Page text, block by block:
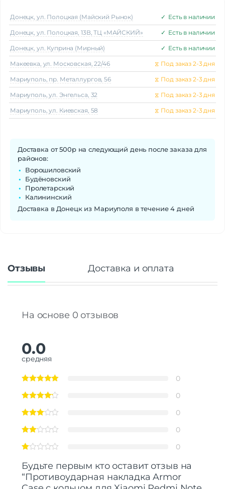
Донецк, ул. Полоцкая (Майский Рынок) ✓ Есть в наличии
Донецк, ул. Полоцкая, 13В, ТЦ «МАЙСКИЙ» ✓ Есть в наличии
Донецк, ул. Куприна (Мирный) ✓ Есть в наличии
Макеeвка, ул. Московская, 22/46 ⧖ Под заказ 2-3 дня
Мариуполь, пр. Металлургов, 56 ⧖ Под заказ 2-3 дня
Мариуполь, ул. Энгельса, 32 ⧖ Под заказ 2-3 дня
Мариуполь, ул. Киевская, 58 ⧖ Под заказ 2-3 дня
Доставка от 500р на следующий день после заказа для
районов:
Ворошиловский
Будёновский
Пролетарский
Калининский
Доставка в Донецк из Мариуполя в течение 4 дней
Отзывы Доставка и оплата
На основе 0 отзывов
0.0
средняя
0
0
0
0
0
Будьте первым кто оставит отзыв на
“Противоударная накладка Armor